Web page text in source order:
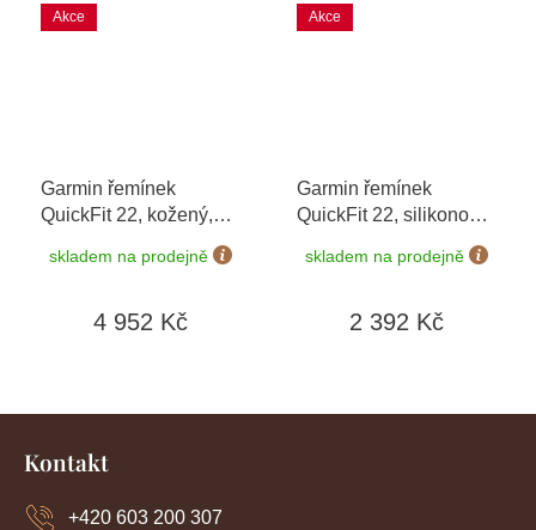
Akce
Garmin řemínek
QuickFit 22, kožený,
skladem na prodejně
4 952 Kč
Akce
Garmin řemínek
QuickFit 22, silikonový,
skladem na prodejně
2 392 Kč
Z
Kontakt
+420 603 200 307